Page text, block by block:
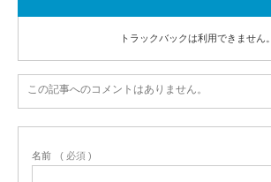
トラックバックは利用できません。
この記事へのコメントはありません。
名前 ( 必須 )